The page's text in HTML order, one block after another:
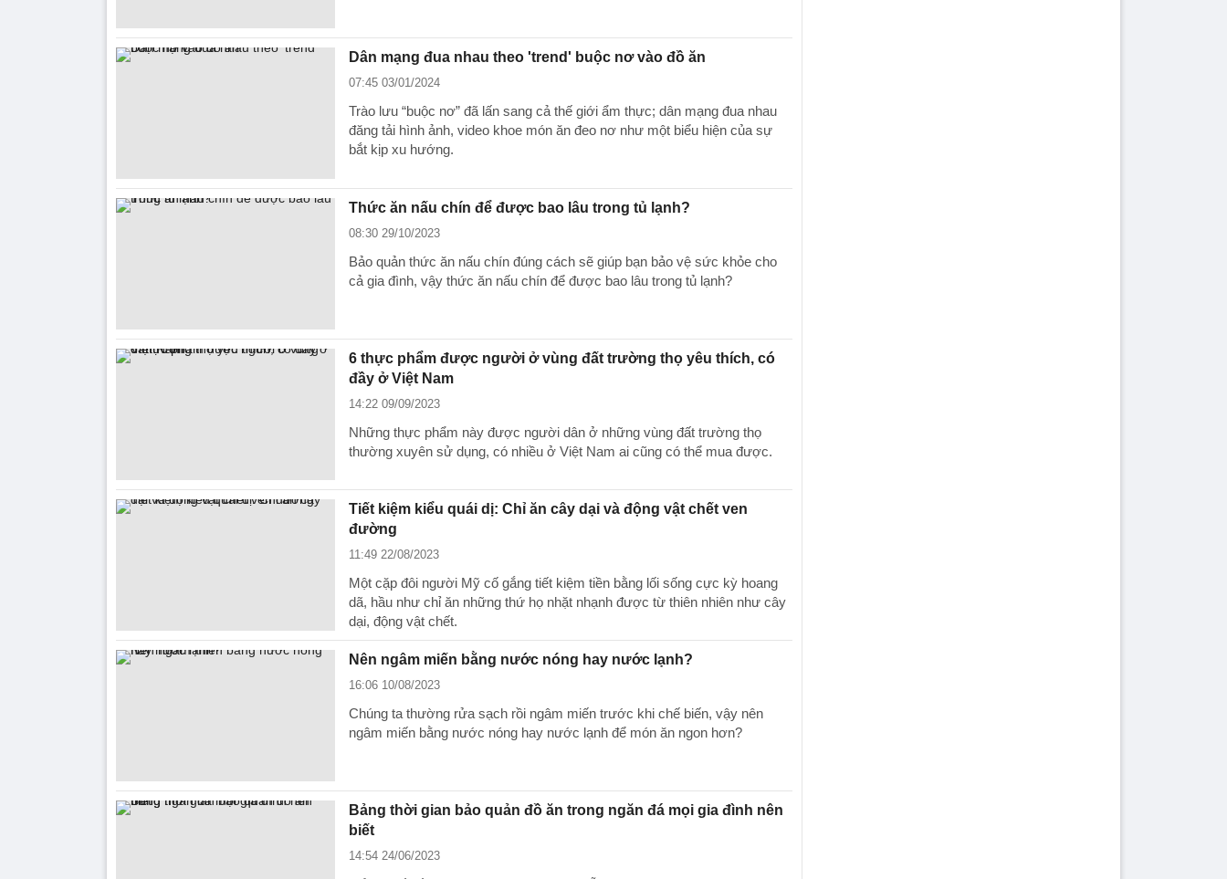
Dân mạng đua nhau theo 'trend' buộc nơ vào đồ ăn
07:45 03/01/2024
Trào lưu “buộc nơ” đã lấn sang cả thế giới ẩm thực; dân mạng đua nhau
đăng tải hình ảnh, video khoe món ăn đeo nơ như một biểu hiện của sự
bắt kịp xu hướng.
Thức ăn nấu chín để được bao lâu trong tủ lạnh?
08:30 29/10/2023
Bảo quản thức ăn nấu chín đúng cách sẽ giúp bạn bảo vệ sức khỏe cho
cả gia đình, vậy thức ăn nấu chín để được bao lâu trong tủ lạnh?
6 thực phẩm được người ở vùng đất trường thọ yêu thích, có
đầy ở Việt Nam
14:22 09/09/2023
Những thực phẩm này được người dân ở những vùng đất trường thọ
thường xuyên sử dụng, có nhiều ở Việt Nam ai cũng có thể mua được.
Tiết kiệm kiểu quái dị: Chỉ ăn cây dại và động vật chết ven
đường
11:49 22/08/2023
Một cặp đôi người Mỹ cố gắng tiết kiệm tiền bằng lối sống cực kỳ hoang
dã, hầu như chỉ ăn những thứ họ nhặt nhạnh được từ thiên nhiên như cây
dại, động vật chết.
Nên ngâm miến bằng nước nóng hay nước lạnh?
16:06 10/08/2023
Chúng ta thường rửa sạch rồi ngâm miến trước khi chế biến, vậy nên
ngâm miến bằng nước nóng hay nước lạnh để món ăn ngon hơn?
Bảng thời gian bảo quản đồ ăn trong ngăn đá mọi gia đình nên
biết
14:54 24/06/2023